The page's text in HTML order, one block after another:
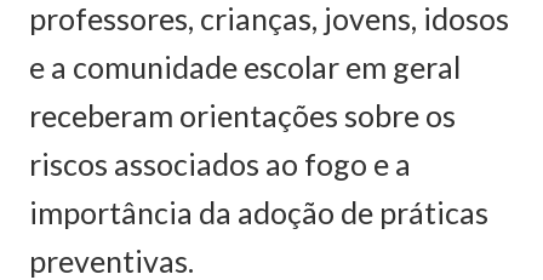
professores, crianças, jovens, idosos
e a comunidade escolar em geral
receberam orientações sobre os
riscos associados ao fogo e a
importância da adoção de práticas
preventivas.